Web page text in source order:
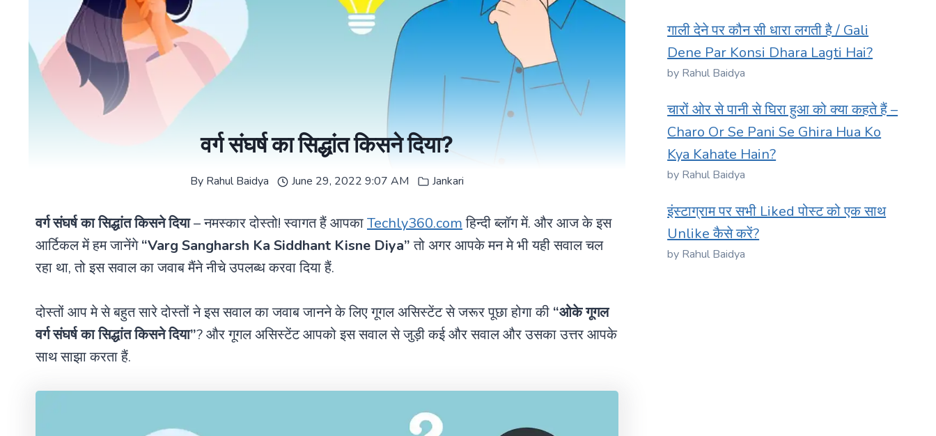
वर्ग संघर्ष का सिद्धांत किसने दिया?
By Rahul Baidya June 29, 2022 9:07 AM Jankari
वर्ग संघर्ष का सिद्धांत किसने दिया– नमस्कार दोस्तो! स्वागत हैं आपकाTechly360.comहिन्दी ब्लॉग में. और आज के इस
आर्टिकल में हम जानेंगे“Varg Sangharsh Ka Siddhant Kisne Diya”तो अगर आपके मन मे भी यही सवाल चल
रहा था, तो इस सवाल का जवाब मैंने नीचे उपलब्ध करवा दिया हैं.
दोस्तों आप मे से बहुत सारे दोस्तों ने इस सवाल का जवाब जानने के लिए गूगल असिस्टेंट से जरूर पूछा होगा की “ओके गूगल
वर्ग संघर्ष का सिद्धांत किसने दिया”? और गूगल असिस्टेंट आपको इस सवाल से जुड़ी कई और सवाल और उसका उत्तर आपके
साथ साझा करता हैं.
गाली देने पर कौन सी धारा लगती है / Gali
Dene Par Konsi Dhara Lagti Hai?
by Rahul Baidya
चारों ओर से पानी से घिरा हुआ को क्या कहते हैं –
Charo Or Se Pani Se Ghira Hua Ko
Kya Kahate Hain?
by Rahul Baidya
इंस्टाग्राम पर सभी Liked पोस्ट को एक साथ
Unlike कैसे करें?
by Rahul Baidya